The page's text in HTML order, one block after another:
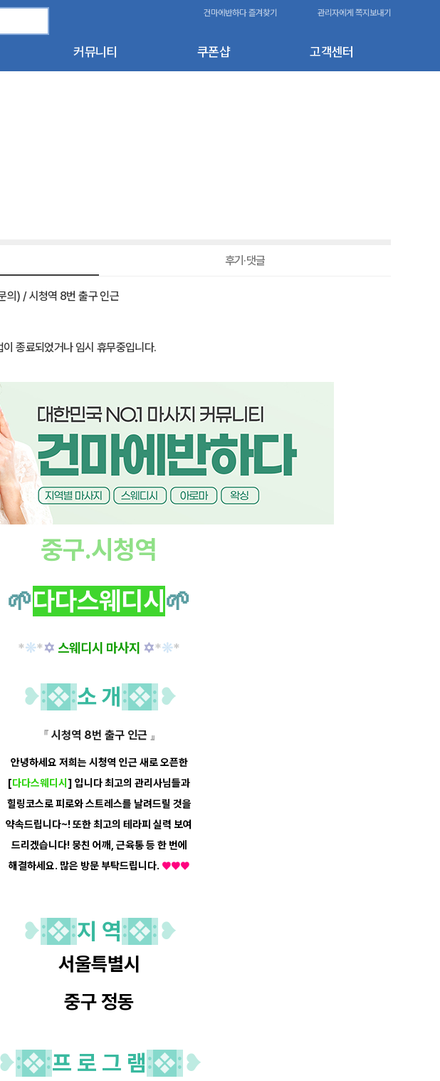
커뮤니티 쿠폰샵 고객센터
건마에반하다 즐겨찾기 관리자에게 쪽지보내기
후기·댓글
의) / 시청역 8번 출구 인근
종료되었거나 임시 휴무중입니다.
중구.시청역
🌱다다스웨디시 🌱
*❊*✡ 스웨디시 마사지 ✡*❊*
❥:❖:소 개 :❖:❥
『시청역 8번 출구 인근 』
안녕하세요 저희는 시청역 인근 새로 오픈한
[다다스웨디시 ] 입니다최고의 관리사님들과
힐링코스로피로와스트레스를 날려드릴 것을
약속드립니다~! 또한최고의 테라피 실력 보여
드리겠습니다! 뭉친 어깨, 근육통 등 한 번에
해결하세요. 많은 방문 부탁드립니다. ♥♥♥
❥:❖:지 역:❖:❥
서울특별시
중구정동
❥:❖:프 로 그 램:❖:❥